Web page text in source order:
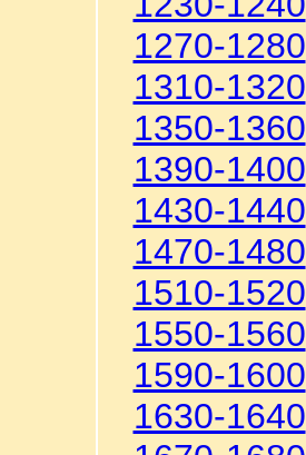
1270-1280
1310-1320
1350-1360
1390-1400
1430-1440
1470-1480
1510-1520
1550-1560
1590-1600
1630-1640